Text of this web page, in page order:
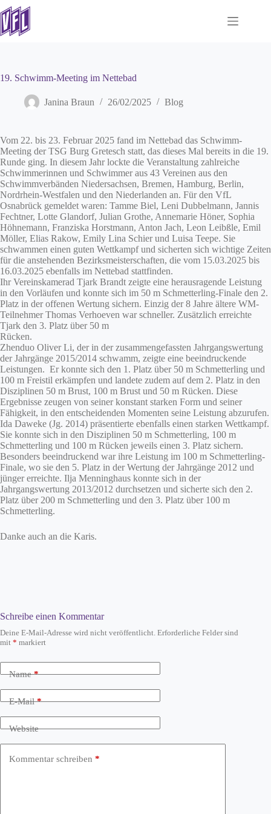
Zum
Inhalt
springen
19. Schwimm-Meeting im Nettebad
Janina Braun 26/02/2025 Blog
Vom 22. bis 23. Februar 2025 fand im Nettebad das Schwimm-
Meeting der TSG Burg Gretesch statt, das dieses Mal bereits in die 19.
Runde ging. In diesem Jahr lockte die Veranstaltung zahlreiche
Schwimmerinnen und Schwimmer aus 43 Vereinen aus den
Schwimmverbänden Niedersachsen, Bremen, Hamburg, Berlin,
Nordrhein-Westfalen und den Niederlanden an. Für den VfL
Osnabrück gemeldet waren: Tamme Biel, Leni Dubbelmann, Jannis
Fechtner, Lotte Glandorf, Julian Grothe, Annemarie Höner, Sophia
Höhnemann, Franziska Horstmann, Anton Jach, Leon Leibßle, Emil
Möller, Elias Rakow, Emily Lina Schier und Luisa Teepe. Sie
schwammen einen guten Wettkampf und sicherten sich wichtige Zeiten
für die anstehenden Bezirksmeisterschaften, die vom 15.03.2025 bis
16.03.2025 ebenfalls im Nettebad stattfinden.
Ihr Vereinskamerad Tjark Brandt zeigte eine herausragende Leistung
in den Vorläufen und konnte sich im 50 m Schmetterling-Finale den 2.
Platz in der offenen Wertung sichern. Einzig der 8 Jahre ältere WM-
Teilnehmer Thomas Verhoeven war schneller. Zusätzlich erreichte
Tjark den 3. Platz über 50 m
Rücken.
Zhenduo Oliver Li, der in der zusammengefassten Jahrgangswertung
der Jahrgänge 2015/2014 schwamm, zeigte eine beeindruckende
Leistungen. Er konnte sich den 1. Platz über 50 m Schmetterling und
100 m Freistil erkämpfen und landete zudem auf dem 2. Platz in den
Disziplinen 50 m Brust, 100 m Brust und 50 m Rücken. Diese
Ergebnisse zeugen von seiner konstant starken Form und seiner
Fähigkeit, in den entscheidenden Momenten seine Leistung abzurufen.
Ida Daweke (Jg. 2014) präsentierte ebenfalls einen starken Wettkampf.
Sie konnte sich in den Disziplinen 50 m Schmetterling, 100 m
Schmetterling und 100 m Rücken jeweils einen 3. Platz sichern.
Besonders beeindruckend war ihre Leistung im 100 m Schmetterling-
Finale, wo sie den 5. Platz in der Wertung der Jahrgänge 2012 und
jünger erreichte. Ilja Menninghaus konnte sich in der
Jahrgangswertung 2013/2012 durchsetzen und sicherte sich den 2.
Platz über 200 m Schmetterling und den 3. Platz über 100 m
Schmetterling.
Danke auch an die Karis.
Schreibe einen Kommentar
Deine E-Mail-Adresse wird nicht veröffentlicht. Erforderliche Felder sind
mit * markiert
Name*
E-Mail*
Website
Kommentar schreiben *